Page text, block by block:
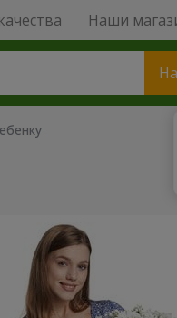
Наши